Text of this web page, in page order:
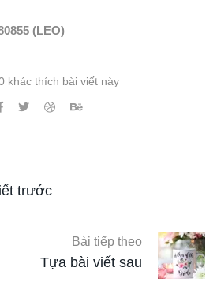
(LEO)
khác thích bài viết này
trước
Bài tiếp theo
Tựa bài viết sau